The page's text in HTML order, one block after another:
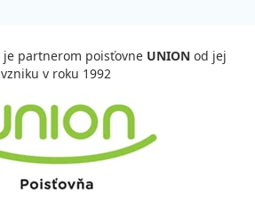
je partnerom poisťovne UNION od jej
vzniku v roku 1992